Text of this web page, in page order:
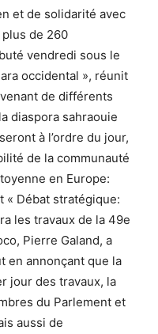
et de solidarité avec
de 260
vendredi sous le
occidental », réunit
de différents
diaspora sahraouie
à l’ordre du jour,
de la communauté
en Europe:
« Débat stratégique:
les travaux de la 49e
Pierre Galand, a
en annonçant que la
jour des travaux, la
du Parlement et
aussi de